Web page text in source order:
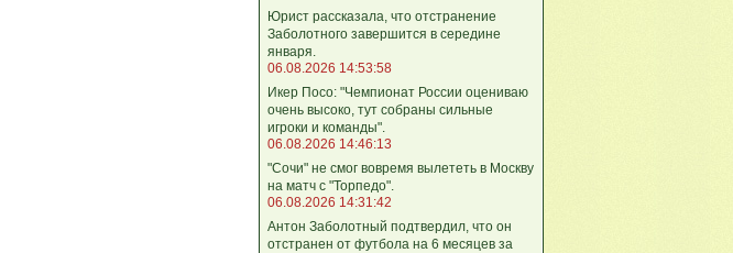
Юрист рассказала, что отстранение
Заболотного завершится в середине
января.
06.08.2026 14:53:58
Икер Посо: "Чемпионат России оцениваю
очень высоко, тут собраны сильные
игроки и команды".
06.08.2026 14:46:13
"Сочи" не смог вовремя вылететь в Москву
на матч с "Торпедо".
06.08.2026 14:31:42
Антон Заболотный подтвердил, что он
отстранен от футбола на 6 месяцев за